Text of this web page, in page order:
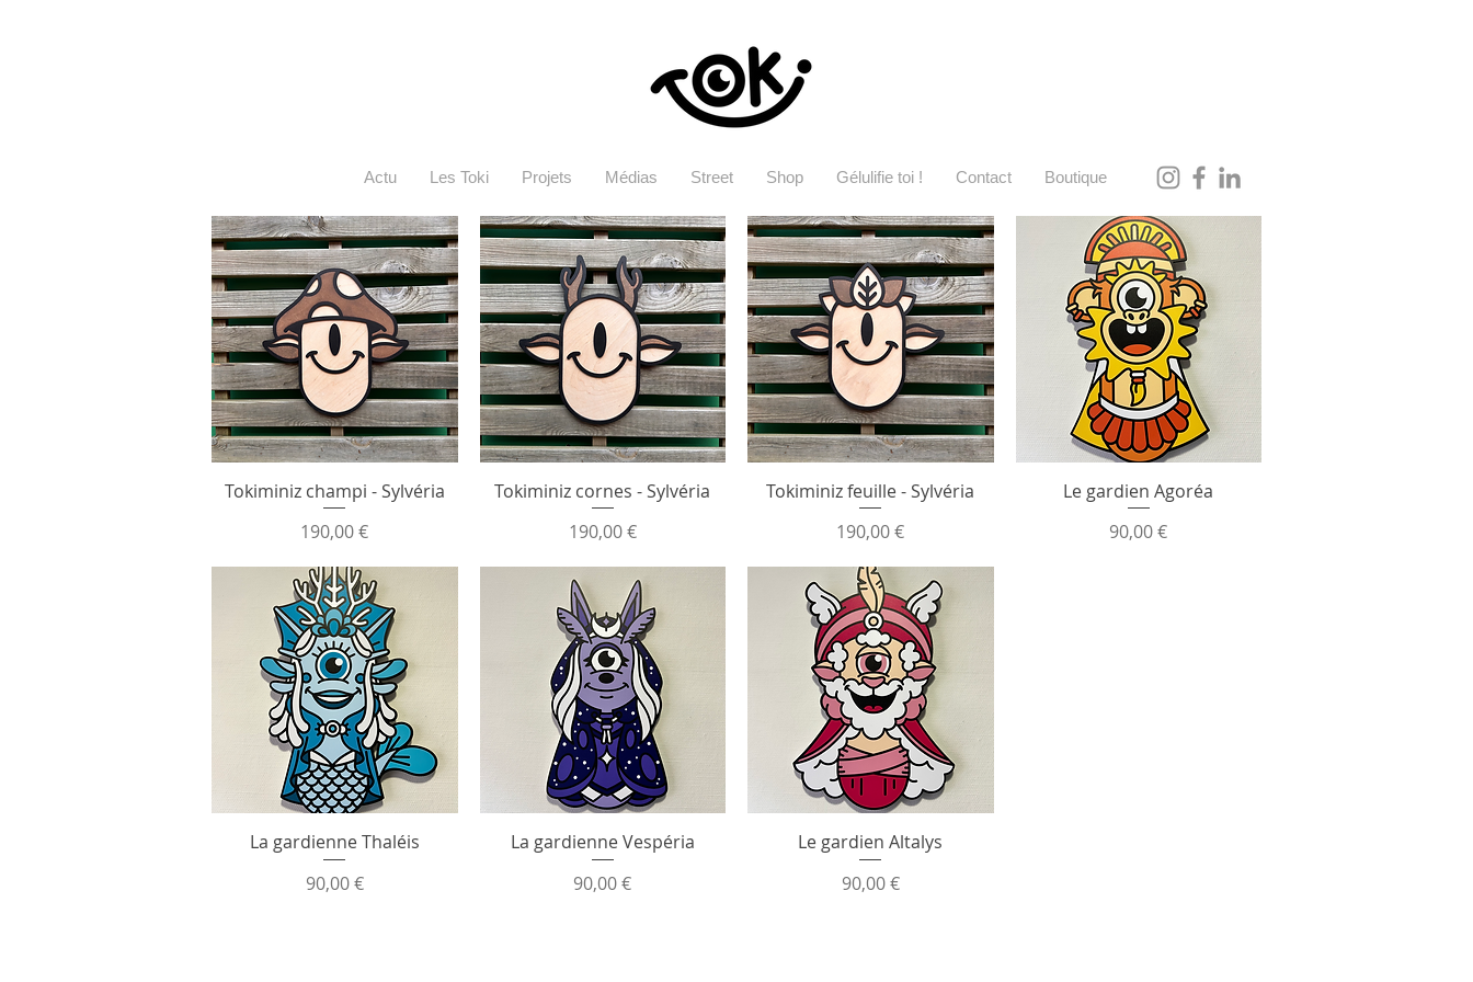
Actu Les Toki Projets Médias Street Shop Gélulifie toi ! Contact Boutique
Tokiminiz champi - Sylvéria
Prix
190,00 €
Tokiminiz cornes - Sylvéria
Prix
190,00 €
Tokiminiz feuille - Sylvéria
Prix
190,00 €
Le gardien Agoréa
Prix
90,00 €
La gardienne Thaléis
Prix
90,00 €
La gardienne Vespéria
Prix
90,00 €
Le gardien Altalys
Prix
90,00 €